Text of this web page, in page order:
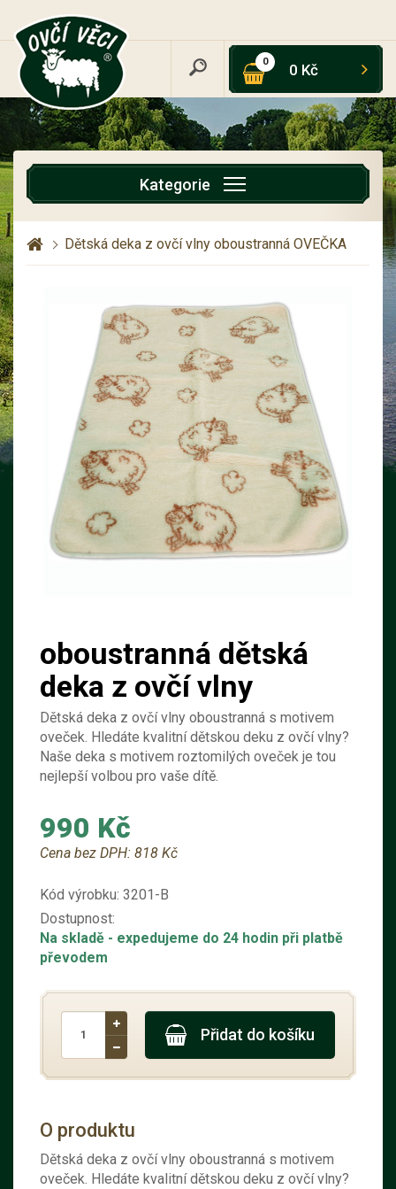
0 0 Kč
Kategorie
Dětská deka z ovčí vlny oboustranná OVEČKA
oboustranná dětská
deka z ovčí vlny
Dětská deka z ovčí vlny oboustranná s motivem
oveček. Hledáte kvalitní dětskou deku z ovčí vlny?
Naše deka s motivem roztomilých oveček je tou
nejlepší volbou pro vaše dítě.
990 Kč
Cena bez DPH: 818 Kč
Kód výrobku: 3201-B
Dostupnost:
Na skladě - expedujeme do 24 hodin při platbě
převodem
Přidat do košíku
O produktu
Dětská deka z ovčí vlny oboustranná s motivem
oveček. Hledáte kvalitní dětskou deku z ovčí vlny?